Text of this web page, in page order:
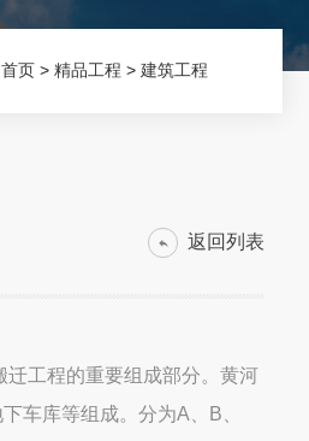
首页> 精品工程 > 建筑工程
返回列表
迁工程的重要组成部分。黄河
车库等组成。分为A、B、